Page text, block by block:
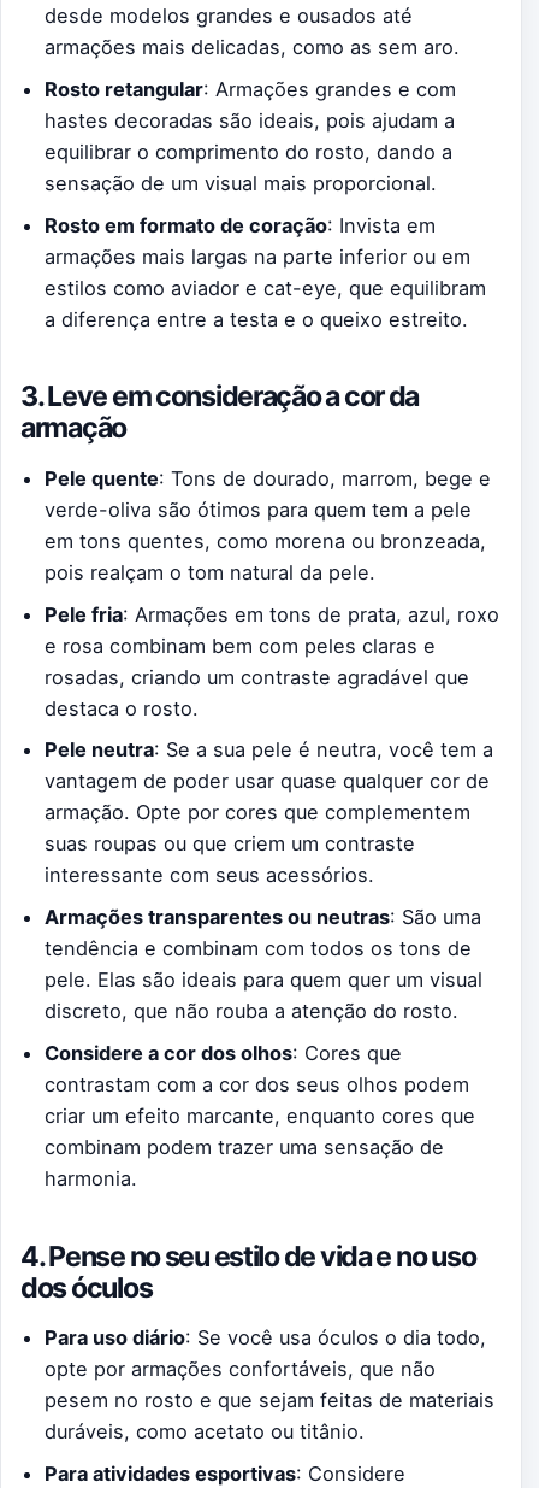
desde modelos grandes e ousados até
armações mais delicadas, como as sem aro.
Rosto retangular: Armações grandes e com
hastes decoradas são ideais, pois ajudam a
equilibrar o comprimento do rosto, dando a
sensação de um visual mais proporcional.
Rosto em formato de coração: Invista em
armações mais largas na parte inferior ou em
estilos como aviador e cat-eye, que equilibram
a diferença entre a testa e o queixo estreito.
3. Leve em consideração a cor da
armação
Pele quente: Tons de dourado, marrom, bege e
verde-oliva são ótimos para quem tem a pele
em tons quentes, como morena ou bronzeada,
pois realçam o tom natural da pele.
Pele fria: Armações em tons de prata, azul, roxo
e rosa combinam bem com peles claras e
rosadas, criando um contraste agradável que
destaca o rosto.
Pele neutra: Se a sua pele é neutra, você tem a
vantagem de poder usar quase qualquer cor de
armação. Opte por cores que complementem
suas roupas ou que criem um contraste
interessante com seus acessórios.
Armações transparentes ou neutras: São uma
tendência e combinam com todos os tons de
pele. Elas são ideais para quem quer um visual
discreto, que não rouba a atenção do rosto.
Considere a cor dos olhos: Cores que
contrastam com a cor dos seus olhos podem
criar um efeito marcante, enquanto cores que
combinam podem trazer uma sensação de
harmonia.
4. Pense no seu estilo de vida e no uso
dos óculos
Para uso diário: Se você usa óculos o dia todo,
opte por armações confortáveis, que não
pesem no rosto e que sejam feitas de materiais
duráveis, como acetato ou titânio.
Para atividades esportivas: Considere